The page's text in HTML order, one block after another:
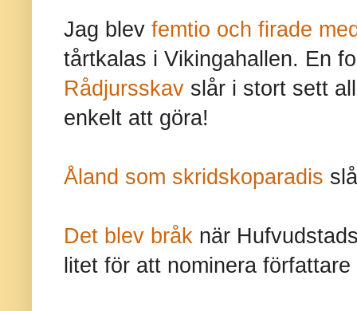
Jag blev femtio och firade
tårtkalas i Vikingahallen. En
Rådjursskav slår i stort sett
enkelt att göra!
Åland som skridskoparadis
Det blev bråk när
litet för att nominera